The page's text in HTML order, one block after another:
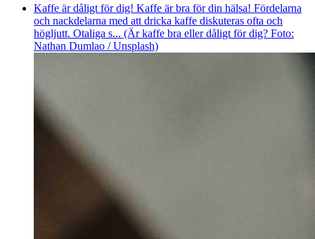
Kaffe är dåligt för dig! Kaffe är bra för din hälsa! Fördelarna
och nackdelarna med att dricka kaffe diskuteras ofta och
högljutt. Otaliga s... (Är kaffe bra eller dåligt för dig? Foto:
Nathan Dumlao / Unsplash)